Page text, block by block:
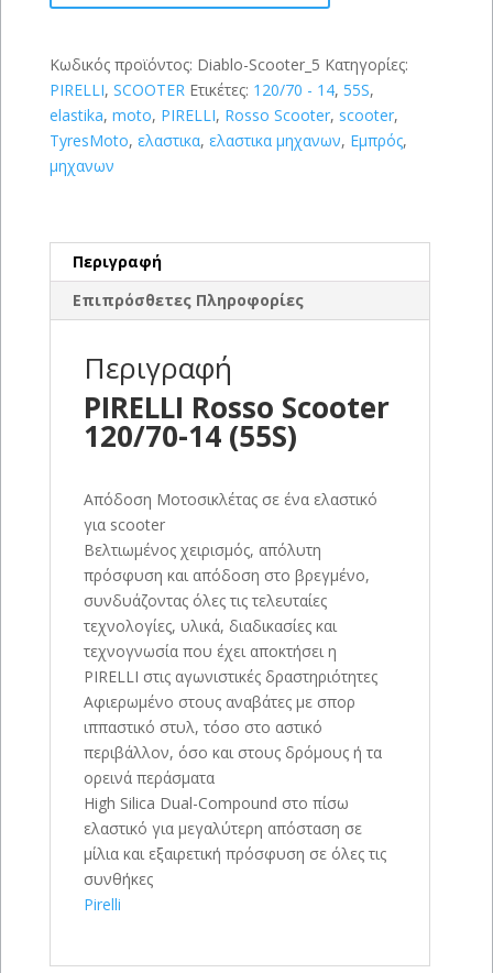
14
ποσότητα
Κωδικός προϊόντος: Diablo-Scooter_5 Κατηγορίες:
PIRELLI, SCOOTER Ετικέτες: 120/70 - 14, 55S,
elastika, moto, PIRELLI, Rosso Scooter, scooter,
TyresMoto, ελαστικα, ελαστικα μηχανων, Εμπρός,
μηχανων
Περιγραφή
Επιπρόσθετες Πληροφορίες
Περιγραφή
PIRELLI Rosso Scooter
120/70-14 (55S)
Aπόδοση Μοτοσικλέτας σε ένα ελαστικό
για scooter
Βελτιωμένος χειρισμός, απόλυτη
πρόσφυση και απόδοση στο βρεγμένο,
συνδυάζοντας όλες τις τελευταίες
τεχνολογίες, υλικά, διαδικασίες και
τεχνογνωσία που έχει αποκτήσει η
PIRELLI στις αγωνιστικές δραστηριότητες
Αφιερωμένο στους αναβάτες με σπορ
ιππαστικό στυλ, τόσο στο αστικό
περιβάλλον, όσο και στους δρόμους ή τα
ορεινά περάσματα
High Silica Dual-Compound στο πίσω
ελαστικό για μεγαλύτερη απόσταση σε
μίλια και εξαιρετική πρόσφυση σε όλες τις
συνθήκες
Pirelli